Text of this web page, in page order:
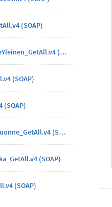
(SOAP)
K_KasittelyVaiheYleinen_GetAll.v4 (SOAP)
(SOAP)
(SOAP)
K_HenkilotietoLuonne_GetAll.v4 (SOAP)
(SOAP)
(SOAP)